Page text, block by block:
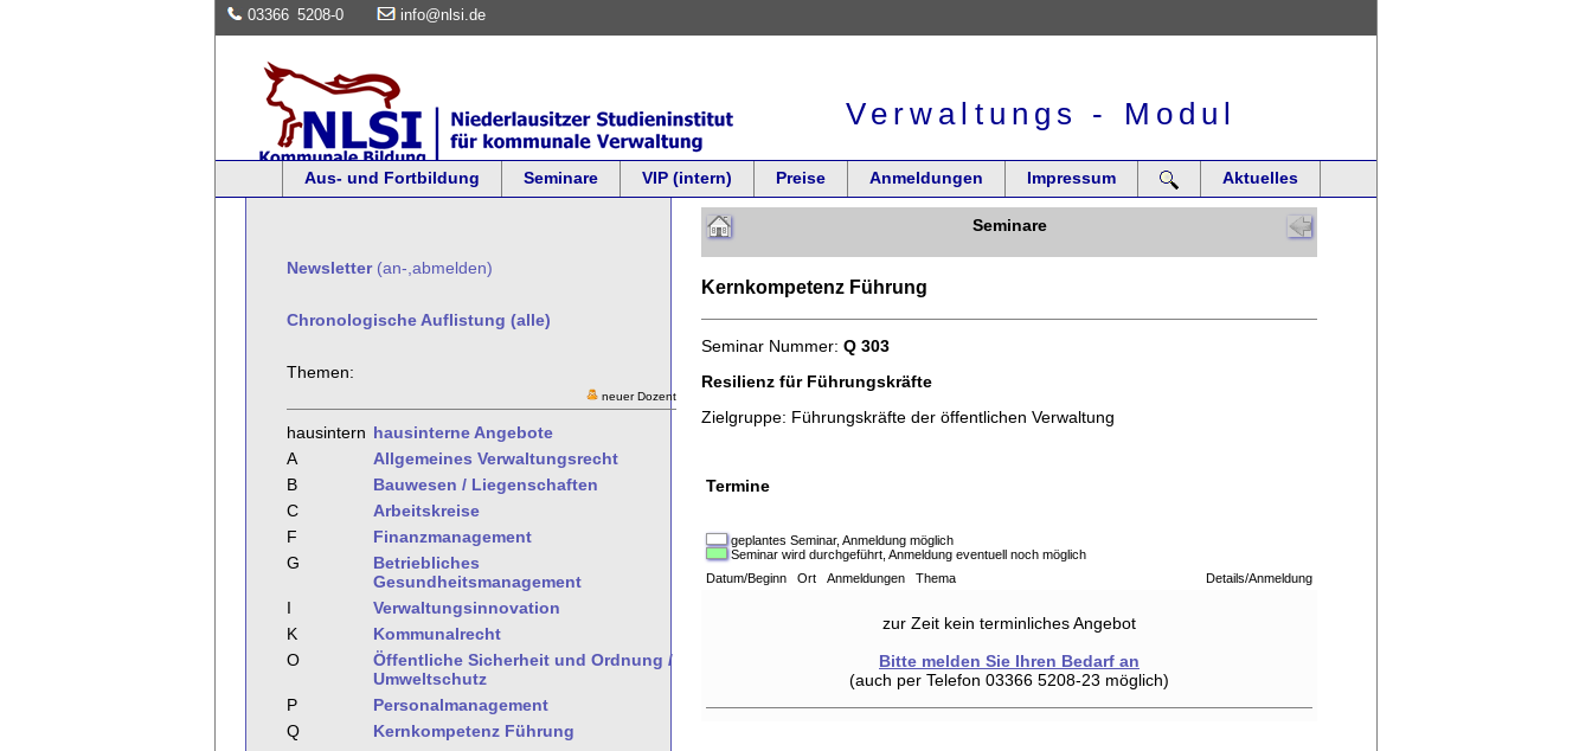
03366 5208-0 info@nlsi.de
Verwaltungs - Modul
Aus- und Fortbildung Seminare VIP (intern) Preise Anmeldungen Impressum Aktuelles
Newsletter(an-,abmelden)
Chronologische Auflistung (alle)
Themen:
neuer Dozent
hausintern hausinterne Angebote
A
Allgemeines Verwaltungsrecht
B
Bauwesen / Liegenschaften
C
Arbeitskreise
F
Finanzmanagement
G
Betriebliches
Gesundheitsmanagement
I
Verwaltungsinnovation
K
Kommunalrecht
O
Öffentliche Sicherheit und Ordnung /
Umweltschutz
P
Personalmanagement
Q
Kernkompetenz Führung
Seminare
Kernkompetenz Führung
Seminar Nummer: Q 303
Resilienz für Führungskräfte
Zielgruppe: Führungskräfte der öffentlichen Verwaltung
Termine
geplantes Seminar, Anmeldung möglich
Seminar wird durchgeführt, Anmeldung eventuell noch möglich
Datum/Beginn Ort Anmeldungen Thema
Details/Anmeldung
zur Zeit kein terminliches Angebot
Bitte melden Sie Ihren Bedarf an
(auch per Telefon 03366 5208-23 möglich)